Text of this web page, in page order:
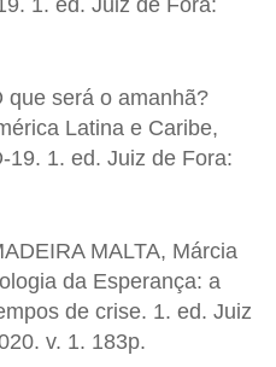
1. ed. Juiz de Fora:
que será o amanhã?
Latina e Caribe,
19. 1. ed. Juiz de Fora:
MALTA, Márcia
da Esperança: a
de crise. 1. ed. Juiz
v. 1. 183p.